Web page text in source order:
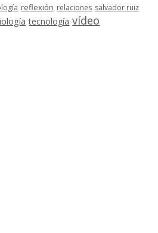
reflexión relaciones salvador ruiz
tecnología vídeo